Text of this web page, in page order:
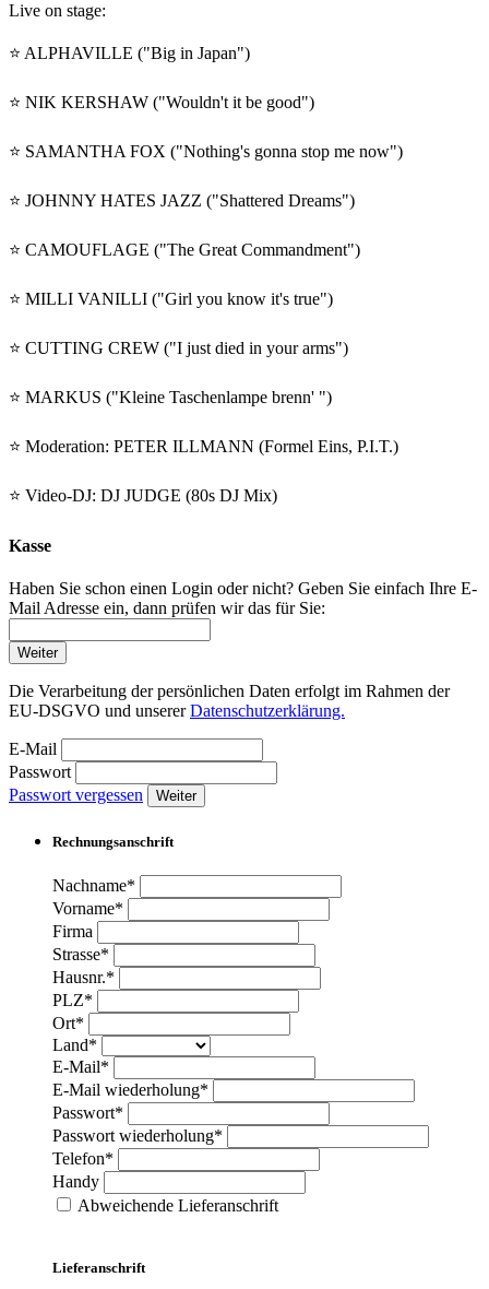
Live on stage:
⭐️ ALPHAVILLE ("Big in Japan")
⭐️ NIK KERSHAW ("Wouldn't it be good")
⭐️ SAMANTHA FOX ("Nothing's gonna stop me now")
⭐️ JOHNNY HATES JAZZ ("Shattered Dreams")
⭐️ CAMOUFLAGE ("The Great Commandment")
⭐️ MILLI VANILLI ("Girl you know it's true")
⭐️ CUTTING CREW ("I just died in your arms")
⭐️ MARKUS ("Kleine Taschenlampe brenn' ")
⭐️ Moderation: PETER ILLMANN (Formel Eins, P.I.T.)
⭐️ Video-DJ: DJ JUDGE (80s DJ Mix)
Kasse
Haben Sie schon einen Login oder nicht? Geben Sie einfach Ihre E-
Mail Adresse ein, dann prüfen wir das für Sie:
Weiter
Die Verarbeitung der persönlichen Daten erfolgt im Rahmen der
EU-DSGVO und unsererDatenschutzerklärung.
E-Mail
Passwort
Passwort vergessen
Weiter
Rechnungsanschrift
Nachname*
Vorname*
Firma
Strasse*
Hausnr.*
PLZ*
Ort*
Land*
E-Mail*
E-Mail wiederholung*
Passwort*
Passwort wiederholung*
Telefon*
Handy
Abweichende Lieferanschrift
Lieferanschrift